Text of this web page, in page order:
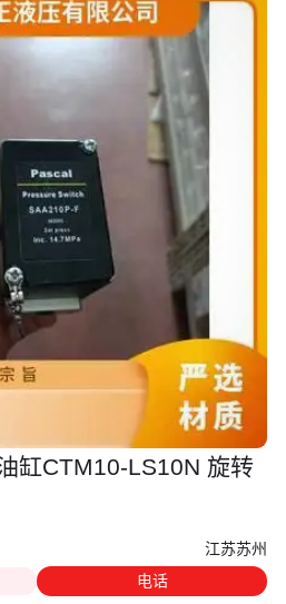
缸CTM10-LS10N 旋转
江苏苏州
电话